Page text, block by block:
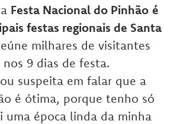
Festa Nacional do Pinhão é
festas regionais de Santa
milhares de visitantes
9 dias de festa.
suspeita em falar que a
é ótima, porque tenho só
uma época linda da minha